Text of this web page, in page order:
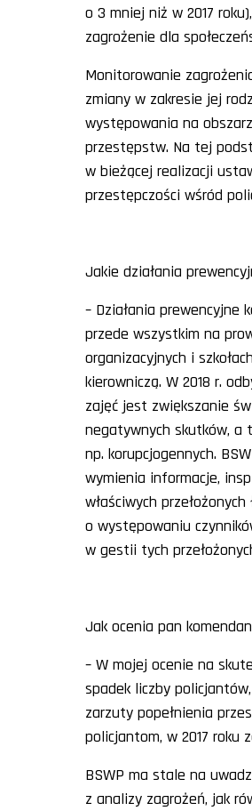
o 3 mniej niż w 2017
zagrożenie dla
Monitorowanie
zmiany w zakresie jej
występowania na
przestępstw. Na tej
w bieżącej realizacji
przestępczości wśród
Jakie działania
– Działania prewencyjne
przede wszystkim na
organizacyjnych i
kierowniczą. W 2018 r.
zajęć jest zwiększanie
negatywnych skutków, a
np. korupcjogennych.
wymienia informacje,
właściwych
o występowaniu
w gestii tych
Jak ocenia pan
– W mojej ocenie na
spadek liczby
zarzuty popełnienia
policjantom, w 2017 roku
BSWP ma stale na
z analizy zagrożeń, jak